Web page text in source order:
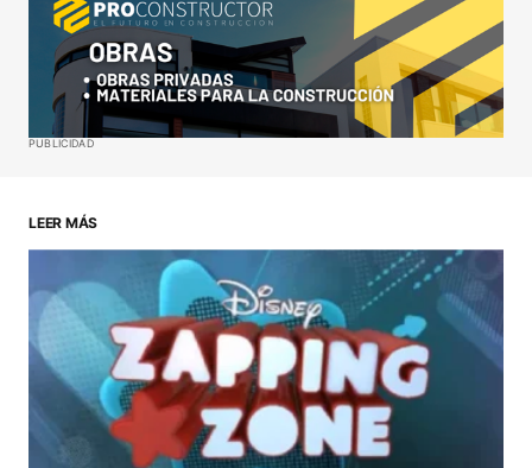
Your Name*
Your E-mail*
ENVIAR COMENTARIO
PUBLICIDAD
LEER MÁS